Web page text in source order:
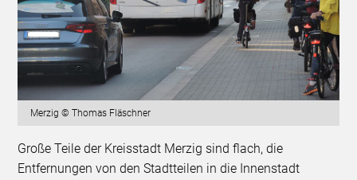
Merzig © Thomas Fläschner
Große Teile der Kreisstadt Merzig sind flach, die
Entfernungen von den Stadtteilen in die Innenstadt